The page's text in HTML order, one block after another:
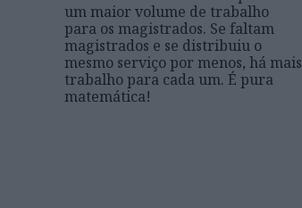
um maior volume de trabalho
para os magistrados. Se faltam
magistrados e se distribuiu o
mesmo serviço por menos, há mais
trabalho para cada um. É pura
matemática!